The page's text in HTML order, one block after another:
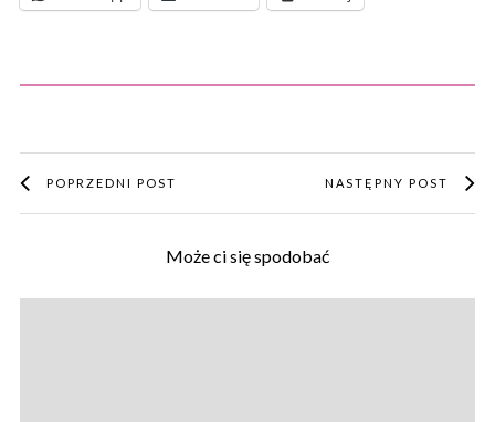
POPRZEDNI POST NASTĘPNY POST
Może ci się spodobać